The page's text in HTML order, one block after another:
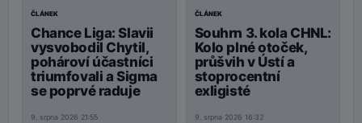
ČLÁNEK
Chance Liga: Slavii
vysvobodil Chytil,
pohároví účastníci
triumfovali a Sigma
se poprvé raduje
9. srpna 2026 21:55
ČLÁNEK
Souhrn 3. kola CHNL:
Kolo plné otoček,
průšvih v Ústí a
stoprocentní
exligisté
9. srpna 2026 16:32